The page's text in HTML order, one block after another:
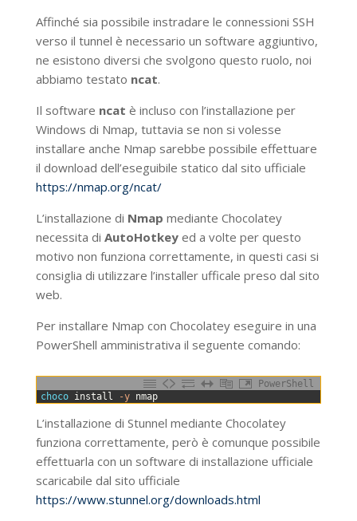
Affinché sia possibile instradare le connessioni SSH
verso il tunnel è necessario un software aggiuntivo,
ne esistono diversi che svolgono questo ruolo, noi
abbiamo testato ncat.
Il software ncat è incluso con l’installazione per
Windows di Nmap, tuttavia se non si volesse
installare anche Nmap sarebbe possibile effettuare
il download dell’eseguibile statico dal sito ufficiale
https://nmap.org/ncat/
L’installazione di Nmap mediante Chocolatey
necessita di AutoHotkeyed a volte per questo
motivo non funziona correttamente, in questi casi si
consiglia di utilizzare l’installer ufficale preso dal sito
web.
Per installare Nmap con Chocolatey eseguire in una
PowerShell amministrativa il seguente comando:
PowerShell
choco install -y nmap
L’installazione di Stunnel mediante Chocolatey
funziona correttamente, però è comunque possibile
effettuarla con un software di installazione ufficiale
scaricabile dal sito ufficiale
https://www.stunnel.org/downloads.html